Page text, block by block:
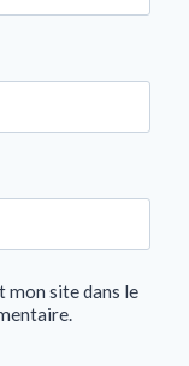
mon site dans le